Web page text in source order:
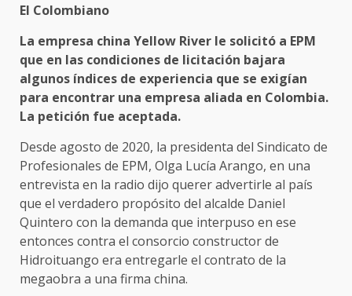
El Colombiano
La empresa china Yellow River le solicitó a EPM
que en las condiciones de licitación bajara
algunos índices de experiencia que se exigían
para encontrar una empresa aliada en Colombia.
La petición fue aceptada.
Desde agosto de 2020, la presidenta del Sindicato de
Profesionales de EPM, Olga Lucía Arango, en una
entrevista en la radio dijo querer advertirle al país
que el verdadero propósito del alcalde Daniel
Quintero con la demanda que interpuso en ese
entonces contra el consorcio constructor de
Hidroituango era entregarle el contrato de la
megaobra a una firma china.